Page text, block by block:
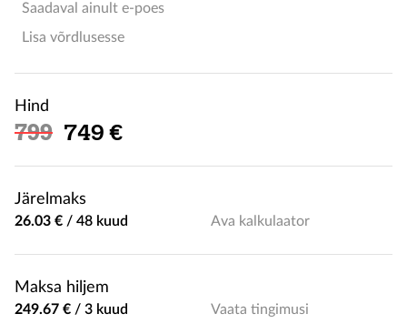
Saadaval ainult e-poes
Lisa võrdlusesse
Hind
799 Soodushind
749 €
Järelmaks
26.03 € / 48 kuud Ava kalkulaator
Maksa hiljem
249.67 € / 3 kuud Vaata tingimusi